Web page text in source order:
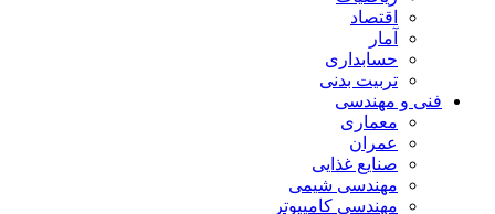
اقتصاد
آمار
حسابداری
تربیت بدنی
فنی و مهندسی
معماری
عمران
صنایع غذایی
مهندسی شیمی
مهندسی کامپیوتر